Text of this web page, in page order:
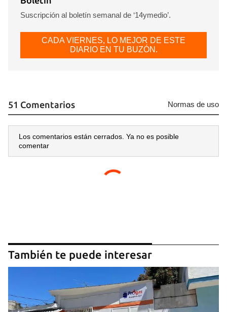
Suscripción al boletín semanal de ‘14ymedio’.
CADA VIERNES, LO MEJOR DE ESTE
DIARIO EN TU BUZÓN.
51 Comentarios Normas de uso
Los comentarios están cerrados. Ya no es posible
comentar
También te puede interesar